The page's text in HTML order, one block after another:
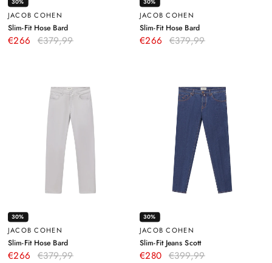
JACOB COHEN
Slim-Fit Hose Bard–
Weiß
€266 €379,99
JACOB COHEN
Slim-Fit Hose Bard–
Dunkelblau
€266 €379,99
30%
JACOB COHEN
Slim-Fit Hose Bard–
Hellgrau
€266 €379,99
30%
JACOB COHEN
Slim-Fit Jeans Scott–
Dunkelblau
€280 €399,99